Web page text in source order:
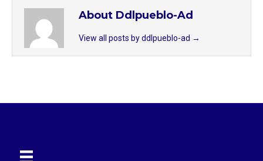
About Ddlpueblo-Ad
View all posts by ddlpueblo-ad →